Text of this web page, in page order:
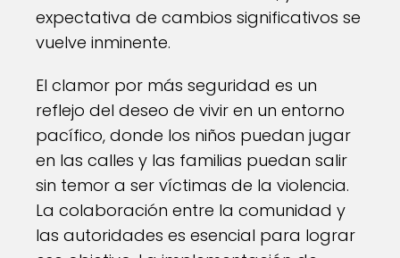
expectativa de cambios significativos se
vuelve inminente.
El clamor por más seguridad es un
reflejo del deseo de vivir en un entorno
pacífico, donde los niños puedan jugar
en las calles y las familias puedan salir
sin temor a ser víctimas de la violencia.
La colaboración entre la comunidad y
las autoridades es esencial para lograr